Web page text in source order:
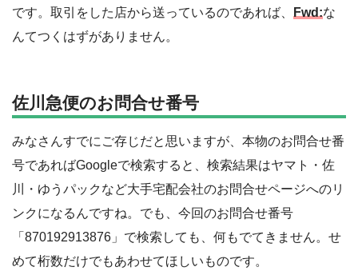
です。取引をした店から送っているのであれば、 Fwd:な
んてつくはずがありません。
佐川急便のお問合せ番号
みなさんすでにご存じだと思いますが、本物のお問合せ番
号であればGoogleで検索すると、検索結果はヤマト・佐
川・ゆうパックなど大手宅配会社のお問合せページへのリ
ンクになるんですね。でも、今回のお問合せ番号
「870192913876」で検索しても、何もでてきません。せ
めて桁数だけでもあわせてほしいものです。